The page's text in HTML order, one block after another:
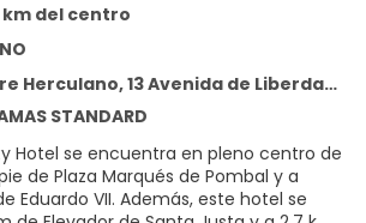
km del centro
13 Avenida de Liberdade, Lisbon 1150-005
STANDARD
Hotel se encuentra en pleno centro de
de Plaza Marqués de Pombal y a
Además, este hotel se